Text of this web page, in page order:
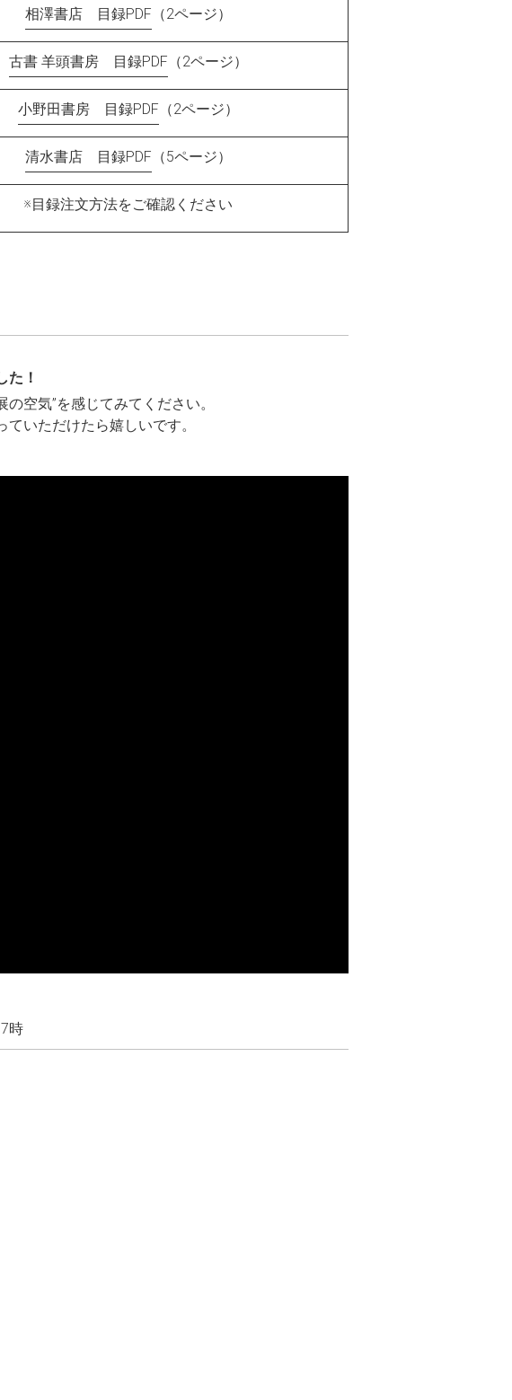
相澤書店 目録PDF （2ページ）
古書 羊頭書房 目録PDF （2ページ）
小野田書房 目録PDF （2ページ）
清水書店 目録PDF （5ページ）
※目録注文方法をご確認ください
た！
空気”を感じてみてください。
いただけたら嬉しいです。
時